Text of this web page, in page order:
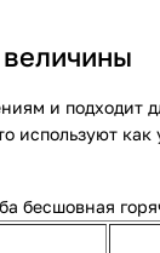
и подходит
используют
бесшовная